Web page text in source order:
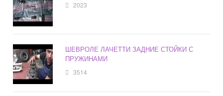
2023
ШЕВРОЛЕ ЛАЧЕТТИ ЗАДНИЕ СТОЙКИ С
ПРУЖИНАМИ
3514